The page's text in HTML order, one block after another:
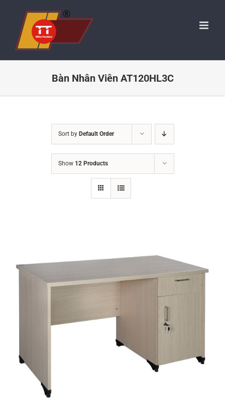
content
Bàn Nhân Viên AT120HL3C
Sort by Default Order
Show 12 Products